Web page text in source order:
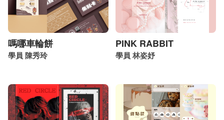
嗎哪車輪餅
學員 陳秀玲
PINK RABBIT
學員 林姿妤